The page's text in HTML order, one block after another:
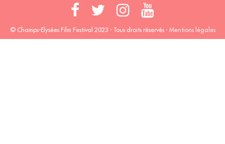
© Champs-Elysées Film Festival 2023 - Tous droits réservés - Mentions légales